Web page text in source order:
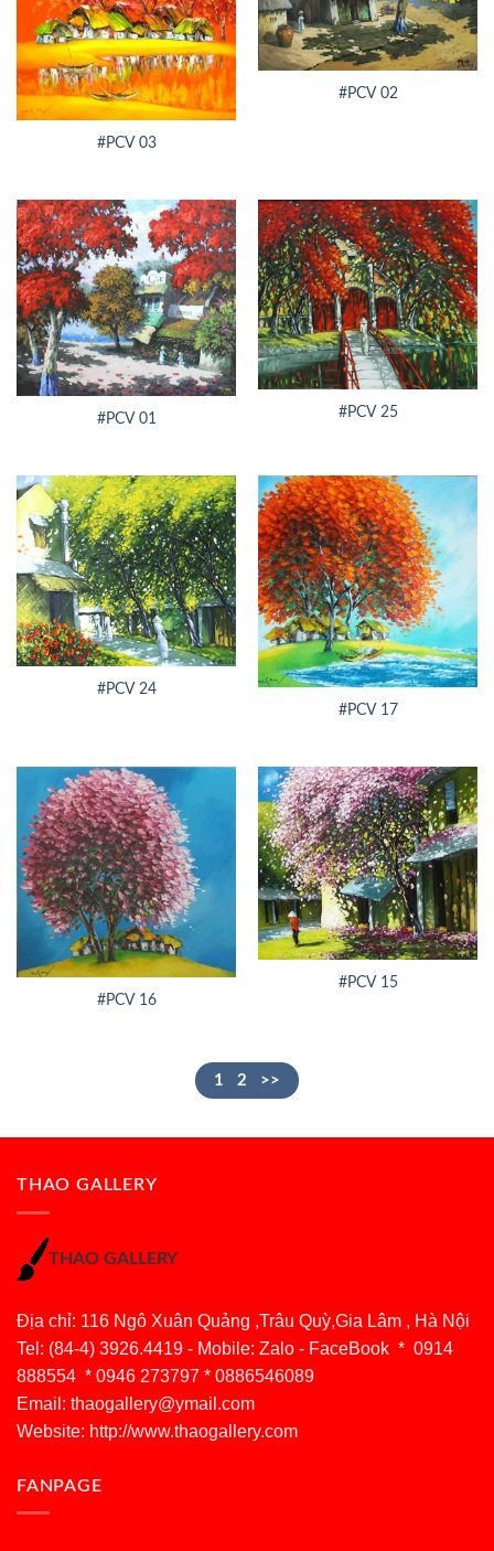
#PCV 03
#PCV 02
#PCV 01 #PCV 25
#PCV 24
#PCV 17
#PCV 16
#PCV 15
1 2 >>
THAO GALLERY
THAO GALLERY
Địa chỉ: 116 Ngô Xuân Quảng ,Trâu Quỳ,Gia Lâm , Hà Nội
Tel: (84-4) 3926.4419 - Mobile: Zalo - FaceBook * 0914
888554 * 0946 273797 * 0886546089
Email: thaogallery@ymail.com
Website: http://www.thaogallery.com
FANPAGE